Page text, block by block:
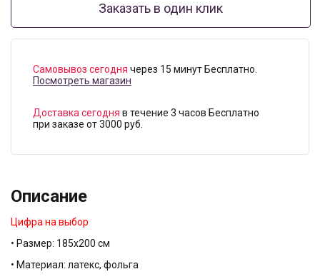
Заказать в один клик
Самовывоз сегодня через 15 минут Бесплатно.
Посмотреть магазин
Доставка сегодня в течение 3 часов Бесплатно
при заказе от 3000 руб.
Описание
Цифра на выбор
• Размер: 185х200 см
• Материал: латекс, фольга